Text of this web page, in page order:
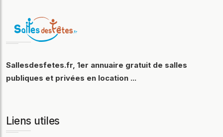
Sallesdesfetes.fr, 1er annuaire gratuit de salles
publiques et privées en location ...
Liens utiles